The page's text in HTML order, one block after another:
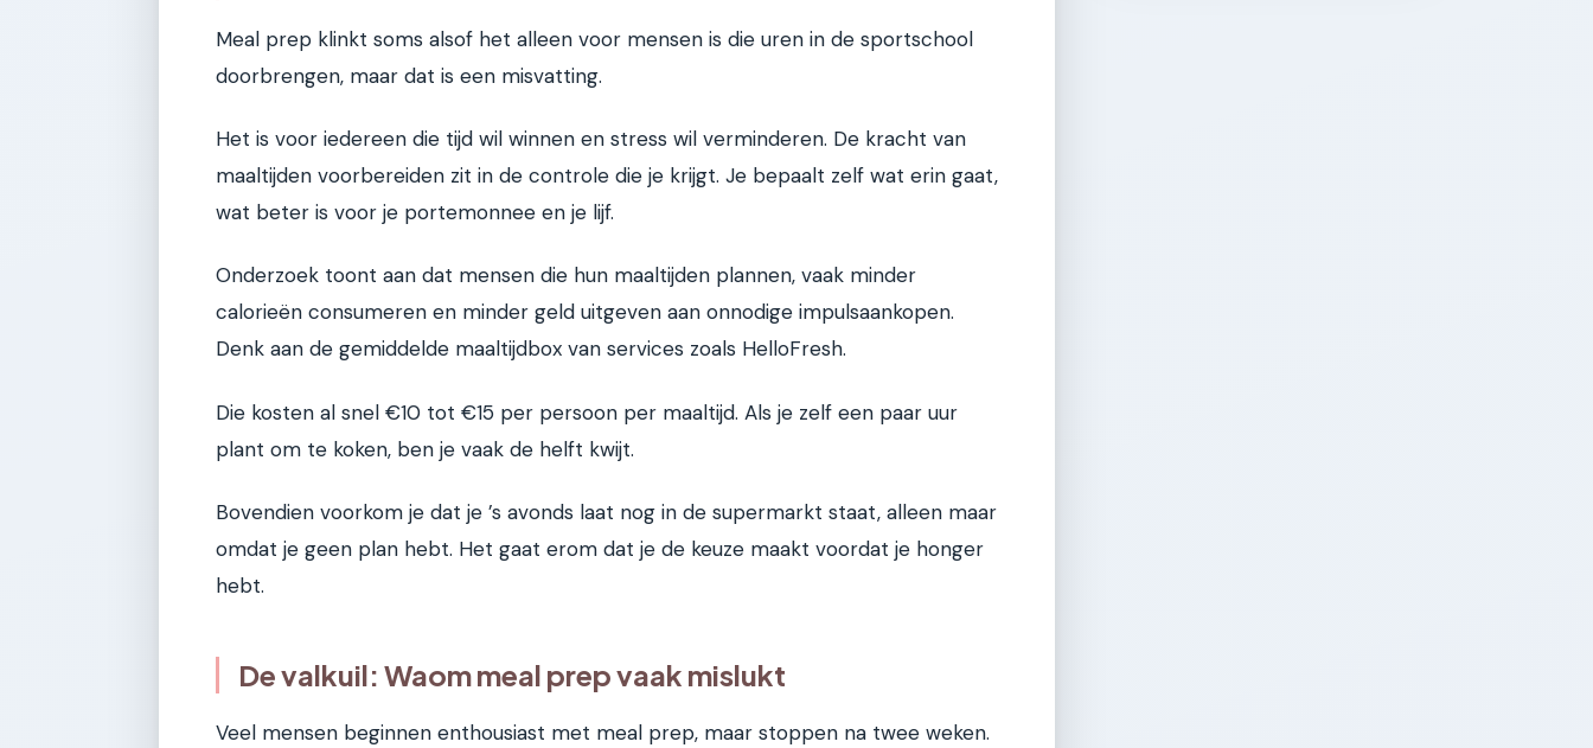
Meal prep klinkt soms alsof het alleen voor mensen is die uren in de sportschool
doorbrengen, maar dat is een misvatting.
Het is voor iedereen die tijd wil winnen en stress wil verminderen. De kracht van
maaltijden voorbereiden zit in de controle die je krijgt. Je bepaalt zelf wat erin gaat,
wat beter is voor je portemonnee en je lijf.
Onderzoek toont aan dat mensen die hun maaltijden plannen, vaak minder
calorieën consumeren en minder geld uitgeven aan onnodige impulsaankopen.
Denk aan de gemiddelde maaltijdbox van services zoals HelloFresh.
Die kosten al snel €10 tot €15 per persoon per maaltijd. Als je zelf een paar uur
plant om te koken, ben je vaak de helft kwijt.
Bovendien voorkom je dat je ’s avonds laat nog in de supermarkt staat, alleen maar
omdat je geen plan hebt. Het gaat erom dat je de keuze maakt voordat je honger
hebt.
De valkuil: Waom meal prep vaak mislukt
Veel mensen beginnen enthousiast met meal prep, maar stoppen na twee weken.